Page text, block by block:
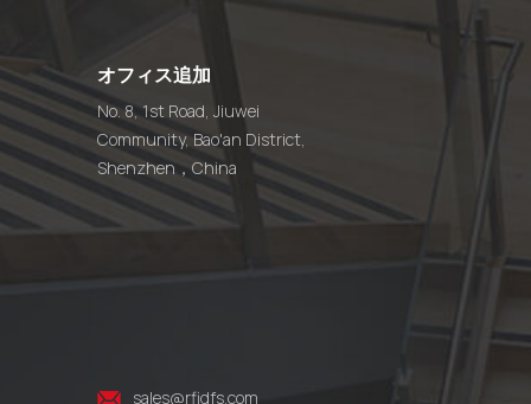
オフィス追加
No. 8, 1st Road, Jiuwei
Community, Bao'an District,
Shenzhen，China
sales@rfidfs.com